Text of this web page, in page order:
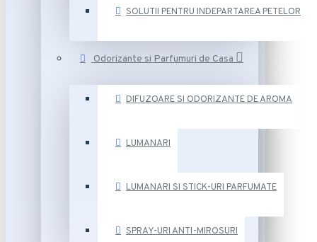
SOLUTII PENTRU INDEPARTAREA PETELOR
Odorizante si Parfumuri de Casa
DIFUZOARE SI ODORIZANTE DE AROMA
LUMANARI
LUMANARI SI STICK-URI PARFUMATE
SPRAY-URI ANTI-MIROSURI